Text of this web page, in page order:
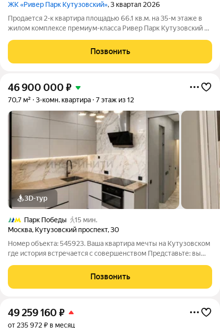
ЖК «Ривер Парк Кутузовский», 3 квартал 2026
Продается 2-к квартира площадью 66.1 кв.м. на 35-м этаже в
жилом комплексе премиум-класса Ривер Парк Кутузовский в
Кутузовский строится в одном из самых престижных районов
столицы Дорогомилово, на
Позвонить
46 900 000 ₽
70,7 м² 3-комн. квартира 7 этаж из 12
3D-тур
Парк Победы
15 мин.
Москва, Кутузовский проспект,30
Номер объекта: 545923. Ваша квартира мечты на Кутузовском
где история встречается с совершенством Представьте: вы
величии сталинской
Позвонить
49 259 160 ₽
от 235 972 ₽ в месяц